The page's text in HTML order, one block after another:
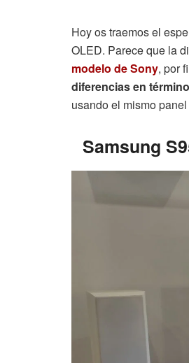
Hoy os traemos el
OLED. Parece que la
modelo de Sony, por
diferencias en
usando el mismo panel
Samsung